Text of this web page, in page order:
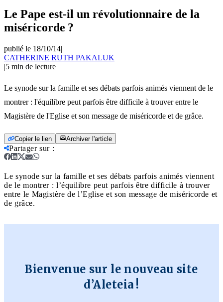
Le Pape est-il un révolutionnaire de la
miséricorde ?
publié le 18/10/14|
CATHERINE RUTH PAKALUK
|5 min de lecture
Le synode sur la famille et ses débats parfois animés viennent de le
montrer : l'équilibre peut parfois être difficile à trouver entre le
Magistère de l'Eglise et son message de miséricorde et de grâce.
Copier le lien Archiver l'article
Partager sur:
Le synode sur la famille et ses débats parfois animés viennent
de le montrer : l’équilibre peut parfois être difficile à trouver
entre le Magistère de l’Eglise et son message de miséricorde et
de grâce.
Bienvenue sur le nouveau site
d’Aleteia !